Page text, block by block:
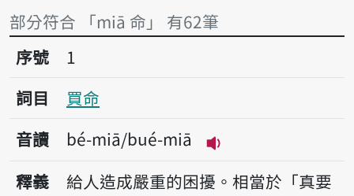
部分符合 「miā 命」 有62筆
序號1買命
序號
1
詞目
買命
音讀
bé-miā/bué-miā
播放音讀bé-miā/
釋義
給人造成嚴重的困擾。相當於「真要